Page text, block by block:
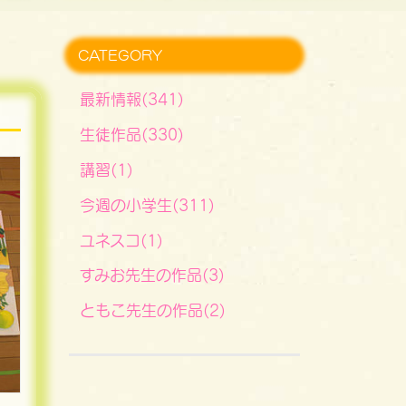
CATEGORY
最新情報(341)
生徒作品(330)
講習(1)
今週の小学生(311)
ユネスコ(1)
すみお先生の作品(3)
ともこ先生の作品(2)